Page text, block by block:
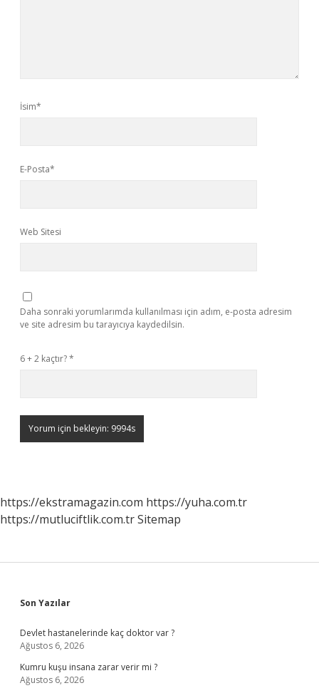
İsim*
E-Posta*
Web Sitesi
Daha sonraki yorumlarımda kullanılması için adım, e-posta adresim
ve site adresim bu tarayıcıya kaydedilsin.
6 + 2 kaçtır?*
https://ekstramagazin.com https://yuha.com.tr
https://mutluciftlik.com.trSitemap
Sidebar
Son Yazılar
Devlet hastanelerinde kaç doktor var ?
Ağustos 6, 2026
Kumru kuşu insana zarar verir mi ?
Ağustos 6, 2026